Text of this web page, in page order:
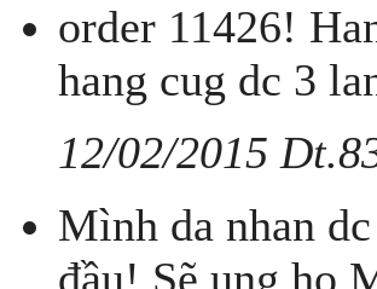
order 11426!
hang cug dc 3
12/02/2015
Mình da nhan
đầu! Sẽ ung ho